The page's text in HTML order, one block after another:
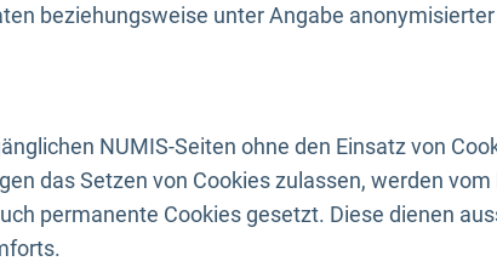
beziehungsweise unter Angabe
NUMIS-Seiten ohne den Einsatz von
das Setzen von Cookies zulassen, werden vom
permanente Cookies gesetzt. Diese dienen